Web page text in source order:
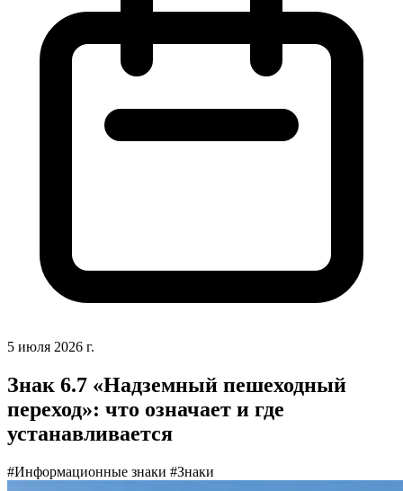
5 июля 2026 г.
Знак 6.7 «Надземный пешеходный
переход»: что означает и где
устанавливается
#Информационные знаки #Знаки